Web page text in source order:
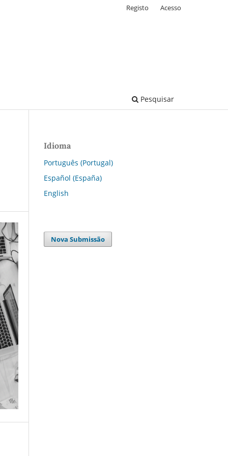
Pesquisar
Registo Acesso
Idioma
Português (Portugal)
Español (España)
English
Nova Submissão